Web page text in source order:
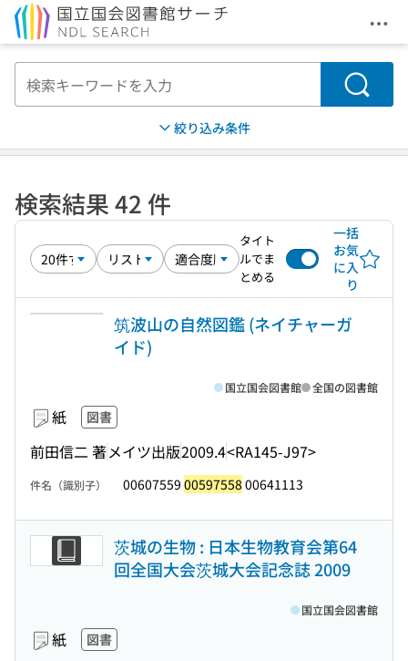
メ
検索
絞り込み条件
検索結果 42 件
タイト
ルでま
とめる
一括
お気
に入
り
筑波山の自然図鑑 (ネイチャーガ
イド)
紙 図書
前田信二 著メイツ出版2009.4<RA145-J97>
国立国会図書館 全国の図書館
件名（識別子） 00607559 00597558 00641113
茨城の生物 : 日本生物教育会第64
回全国大会茨城大会記念誌 2009
紙 図書
国立国会図書館